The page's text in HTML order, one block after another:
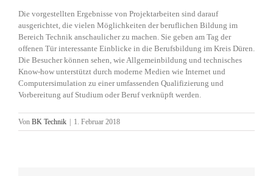
Die vorgestellten Ergebnisse von Projektarbeiten sind darauf
ausgerichtet, die vielen Möglichkeiten der beruflichen Bildung im
Bereich Technik anschaulicher zu machen. Sie geben am Tag der
offenen Tür interessante Einblicke in die Berufsbildung im Kreis Düren.
Die Besucher können sehen, wie Allgemeinbildung und technisches
Know-how unterstützt durch moderne Medien wie Internet und
Computersimulation zu einer umfassenden Qualifizierung und
Vorbereitung auf Studium oder Beruf verknüpft werden.
Von BK Technik 1. Februar 2018